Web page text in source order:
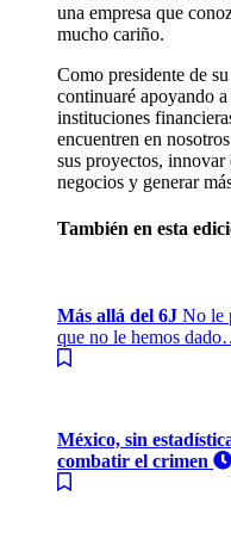
una empresa que
mucho cariño.
Como presidente de
continuaré apoyando
instituciones
encuentren en
sus proyectos, innovar
negocios y generar
También en esta
Más allá del 6J No le
que no le hemos
México, sin
combatir el crimen